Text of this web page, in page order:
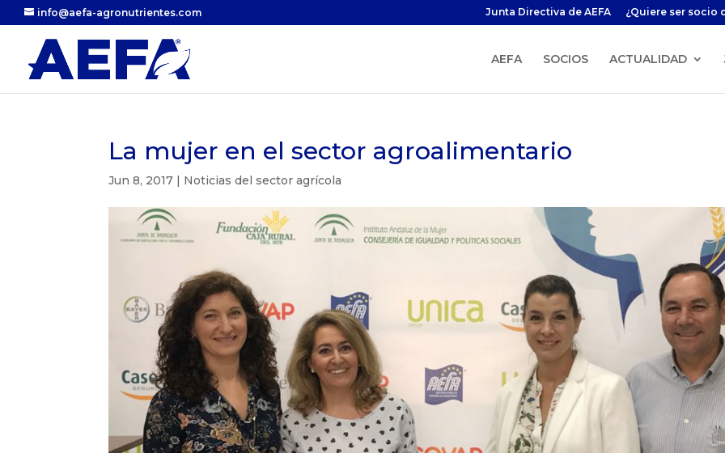
info@aefa-agronutrientes.com Junta Directiva de AEFA ¿Quiere ser socio
AEFA SOCIOS ACTUALIDAD
La mujer en el sector agroalimentario
Jun 8, 2017 | Noticias del sector agrícola